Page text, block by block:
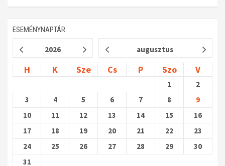
ESEMÉNYNAPTÁR
2026 augusztus
H K Sze Cs P Szo V
1
2
3
4 5 6 7 8
9
10
11 12 13 14 15
16
17
18 19 20 21 22
23
24
25 26 27 28 29
30
31